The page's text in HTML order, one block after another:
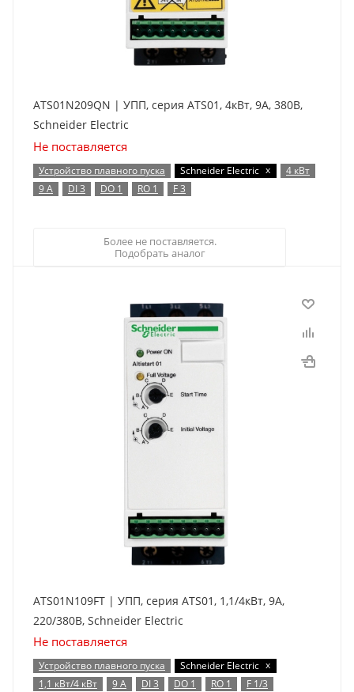
ATS01N209QN | УПП, серия ATS01, 4кВт, 9А, 380В,
Schneider Electric
Не поставляется
Устройство плавного пуска Schneider Electric x
4 кВт
9 А
DI 3 DO 1 RO 1 F 3
Более не поставляется.
Подобрать аналог
ATS01N109FT | УПП, серия ATS01, 1,1/4кВт, 9А,
220/380В, Schneider Electric
Не поставляется
Устройство плавного пуска Schneider Electric x
1,1 кВт/4 кВт
9 А DI 3 DO 1 RO 1 F 1/3